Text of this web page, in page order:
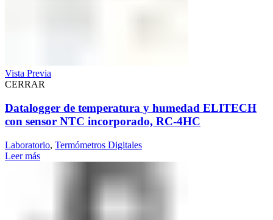
Vista Previa
CERRAR
Datalogger de temperatura y humedad ELITECH
con sensor NTC incorporado, RC-4HC
Laboratorio, Termómetros Digitales
Leer más